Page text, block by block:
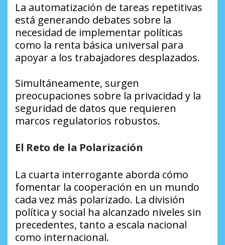
La automatización de tareas repetitivas
está generando debates sobre la
necesidad de implementar políticas
como la renta básica universal para
apoyar a los trabajadores desplazados.
Simultáneamente, surgen
preocupaciones sobre la privacidad y la
seguridad de datos que requieren
marcos regulatorios robustos.
El Reto de la Polarización
La cuarta interrogante aborda cómo
fomentar la cooperación en un mundo
cada vez más polarizado. La división
política y social ha alcanzado niveles sin
precedentes, tanto a escala nacional
como internacional.